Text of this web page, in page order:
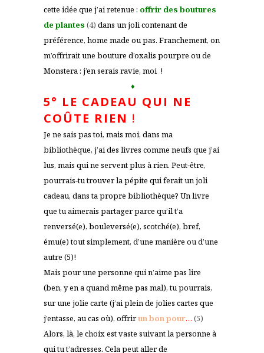
cette idée que j’ai retenue : offrir des boutures
de plantes (4) dans un joli contenant de
préférence, home made ou pas. Franchement, on
m’offrirait une bouture d’oxalis pourpre ou de
Monstera : j’en serais ravie, moi !
♦
5° LE CADEAU QUI NE
COÛTE RIEN !
Je ne sais pas toi, mais moi, dans ma
bibliothèque, j’ai des livres comme neufs que j’ai
lus, mais qui ne servent plus à rien. Peut-être,
pourrais-tu trouver la pépite qui ferait un joli
cadeau, dans ta propre bibliothèque? Un livre
que tu aimerais partager parce qu’il t’a
renversé(e), bouleversé(e), scotché(e), bref,
ému(e) tout simplement, d’une manière ou d’une
autre (5)!
Mais pour une personne qui n’aime pas lire
(ben, y en a quand même pas mal), tu pourrais,
sur une jolie carte (j’ai plein de jolies cartes que
j’entasse, au cas où), offrirun bon pour… (5)
Alors, là, le choix est vaste suivant la personne à
qui tu t’adresses. Cela peut aller de